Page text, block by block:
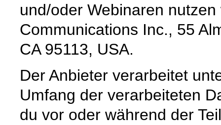
und/oder Webinaren
Communications Inc., 55
CA 95113, USA.
Der Anbieter verarbeitet
Umfang der verarbeiteten
du vor oder während der